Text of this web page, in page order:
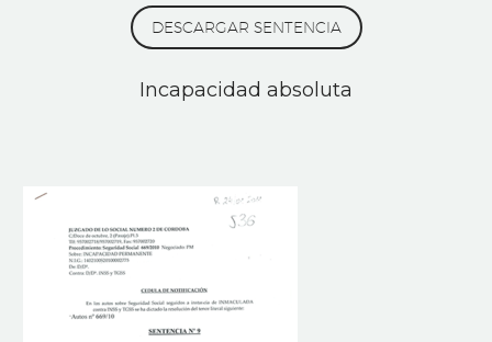
DESCARGAR SENTENCIA
Incapacidad absoluta